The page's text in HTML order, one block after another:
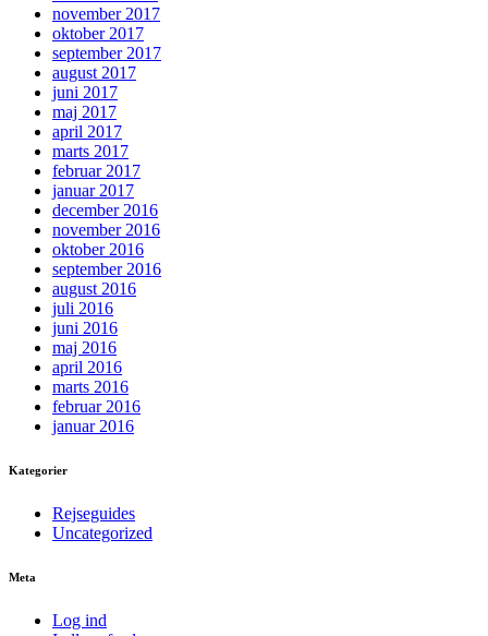
november 2017
oktober 2017
september 2017
august 2017
juni 2017
maj 2017
april 2017
marts 2017
februar 2017
januar 2017
december 2016
november 2016
oktober 2016
september 2016
august 2016
juli 2016
juni 2016
maj 2016
april 2016
marts 2016
februar 2016
januar 2016
Kategorier
Rejseguides
Uncategorized
Meta
Log ind